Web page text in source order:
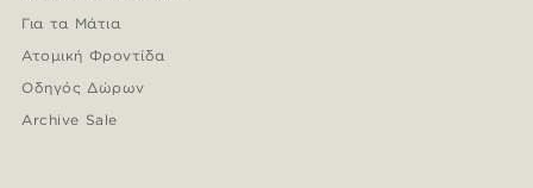
Για τα Μάτια
Ατομική Φροντίδα
Οδηγός Δώρων
Archive Sale